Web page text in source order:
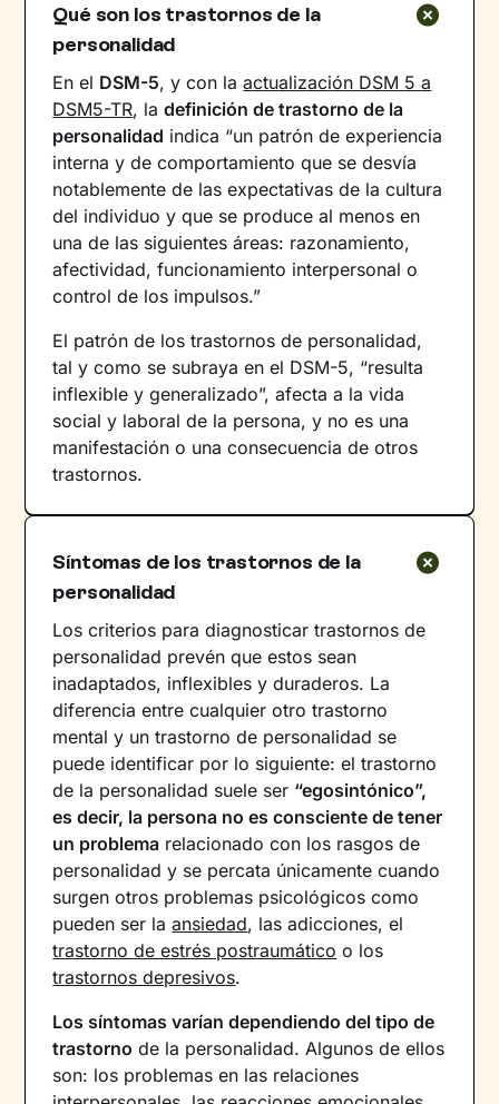
Qué son los trastornos de la
personalidad
En el DSM-5, y con laactualización DSM 5 a
DSM5-TR, ladefinición de trastorno de la
personalidad indica “un patrón de experiencia
interna y de comportamiento que se desvía
notablemente de las expectativas de la cultura
del individuo y que se produce al menos en
una de las siguientes áreas: razonamiento,
afectividad, funcionamiento interpersonal o
control de los impulsos.”
El patrón de los trastornos de personalidad,
tal y como se subraya en el DSM-5, “resulta
inflexible y generalizado”, afecta a la vida
social y laboral de la persona, y no es una
manifestación o una consecuencia de otros
trastornos.
Síntomas de los trastornos de la
personalidad
Los criterios para diagnosticar trastornos de
personalidad prevén que estos sean
inadaptados, inflexibles y duraderos. La
diferencia entre cualquier otro trastorno
mental y un trastorno de personalidad se
puede identificar por lo siguiente: el trastorno
de la personalidad suele ser “egosintónico”,
es decir, la persona no es consciente de tener
un problema relacionado con los rasgos de
personalidad y se percata únicamente cuando
surgen otros problemas psicológicos como
pueden ser laansiedad, las adicciones, el
trastorno de estrés postraumático o los
trastornos depresivos.
Los síntomas varían dependiendo del tipo de
trastorno de la personalidad. Algunos de ellos
son: los problemas en las relaciones